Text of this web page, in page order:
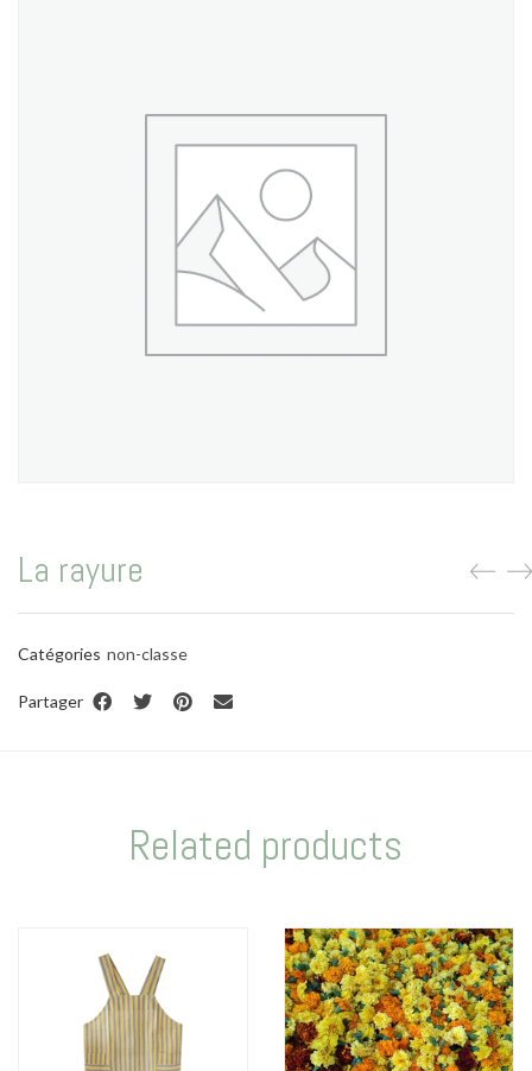
Pochettes ordinateur
Trousses de toilette
La vie en bleu
Carte cadeau
La rayure
Catégories non-classe
Partager
Related products